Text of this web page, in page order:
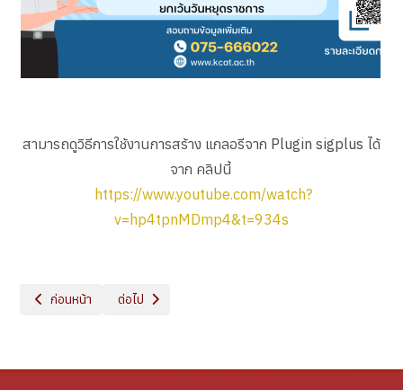
สามารถดูวิธีการใช้งานการสร้าง แกลอรีจาก Plugin sigplus ได้
จาก คลิปนี้
https://www.youtube.com/watch?
v=hp4tpnMDmp4&t=934s
เนื้อหาก่อนหน้า: ข้อมูลบุคลากร
ก่อนหน้า เนื้อหาถัดไป: ติดต่อเรา
ต่อไป